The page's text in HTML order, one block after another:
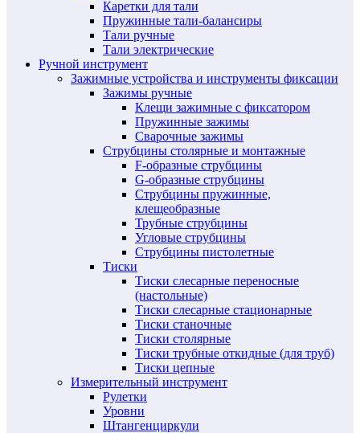
Каретки для тали
Пружинные тали-балансиры
Тали ручные
Тали электрические
Ручной инструмент
Зажимные устройства и инструменты фиксации
Зажимы ручные
Клещи зажимные с фиксатором
Пружинные зажимы
Сварочные зажимы
Струбцины столярные и монтажные
F-образные струбцины
G-образные струбцины
Струбцины пружинные,
клещеобразные
Трубные струбцины
Угловые струбцины
Струбцины пистолетные
Тиски
Тиски слесарные переносные
(настольные)
Тиски слесарные стационарные
Тиски станочные
Тиски столярные
Тиски трубные откидные (для труб)
Тиски цепные
Измерительный инструмент
Рулетки
Уровни
Штангенциркули